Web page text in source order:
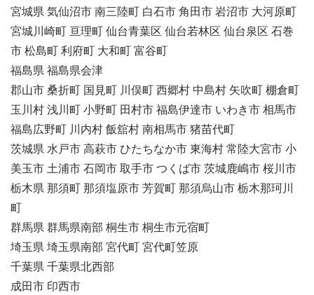
宮城県 気仙沼市 南三陸町 白石市 角田市 岩沼市 大河原町
宮城川崎町 亘理町 仙台青葉区 仙台若林区 仙台泉区 石巻
市 松島町 利府町 大和町 富谷町
福島県 福島県会津
郡山市 桑折町 国見町 川俣町 西郷村 中島村 矢吹町 棚倉町
玉川村 浅川町 小野町 田村市 福島伊達市 いわき市 相馬市
福島広野町 川内村 飯舘村 南相馬市 猪苗代町
茨城県 水戸市 高萩市 ひたちなか市 東海村 常陸大宮市 小
美玉市 土浦市 石岡市 取手市 つくば市 茨城鹿嶋市 桜川市
栃木県 那須町 那須塩原市 芳賀町 那須烏山市 栃木那珂川
町
群馬県 群馬県南部 桐生市 桐生市元宿町
埼玉県 埼玉県南部 宮代町 宮代町笠原
千葉県 千葉県北西部
成田市 印西市